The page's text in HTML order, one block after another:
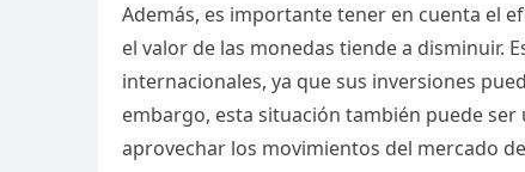
Además, es importante tener en cuenta el
el valor de las monedas tiende a disminuir.
internacionales, ya que sus inversiones
embargo, esta situación también puede
aprovechar los movimientos del mercado